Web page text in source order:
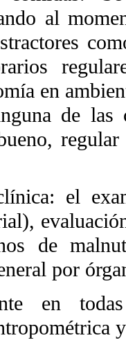
al
en
de las
el
de
por
en